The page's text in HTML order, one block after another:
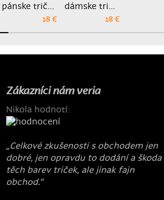
pánske tričko
18 €
dámske tričko
18 €
Zákazníci nám veria
Nikola hodnotí:
„Celkové zkušenosti s obchodem jen
dobré, jen opravdu to dodání a škoda
těch barev triček, ale jinak fajn
obchod.“